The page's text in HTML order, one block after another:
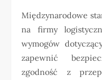
Międzynarodowe
na firmy
wymogów
zapewnić
zgodność z